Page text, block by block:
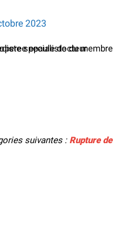
2023
suivantes : Rupture de